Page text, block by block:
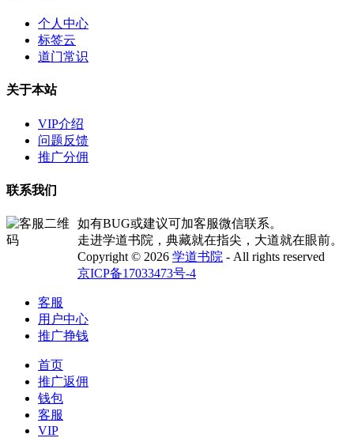
个人中心
标签云
道门常识
关于本站
VIP介绍
问题反馈
推广分佣
联系我们
如有BUG或建议可加客服微信联系。
走进学道书院，典藏就在指尖，大道就在眼前。
Copyright © 2026 学道书院 - All rights reserved
京ICP备17033473号-4
客服
用户中心
推广挣钱
首页
推广返佣
钱包
客服
VIP